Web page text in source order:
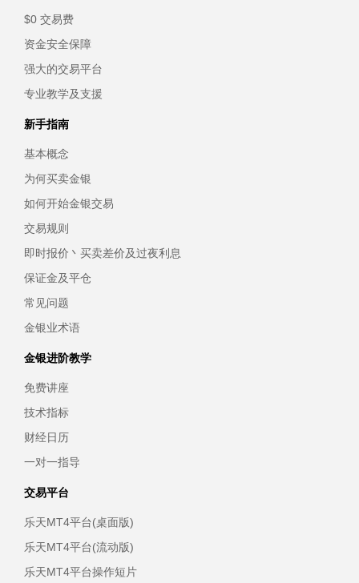
$0 交易费
资金安全保障
强大的交易平台
专业教学及支援
新手指南
基本概念
为何买卖金银
如何开始金银交易
交易规则
即时报价丶买卖差价及过夜利息
保证金及平仓
常见问题
金银业术语
金银进阶教学
免费讲座
技术指标
财经日历
一对一指导
交易平台
乐天MT4平台(桌面版)
乐天MT4平台(流动版)
乐天MT4平台操作短片